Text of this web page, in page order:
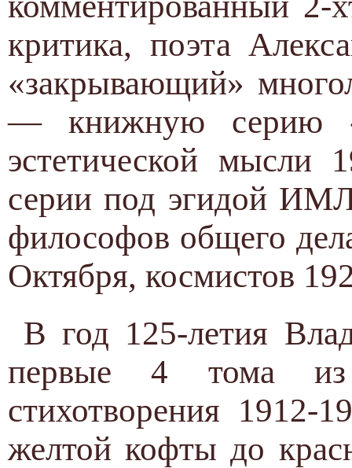
критика, поэта
«закрывающий»
— книжную серию
эстетической мысли
серии под эгидой
философов общего
Октября, космистов
В год 125-летия
первые 4 тома
стихотворения 1912-
желтой кофты до